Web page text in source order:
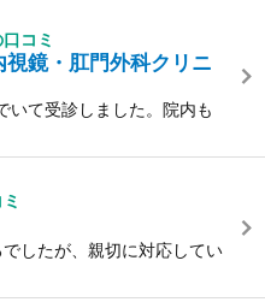
コミ
鏡・肛門外科クリニ
いて受診しました。院内も
したが、親切に対応してい